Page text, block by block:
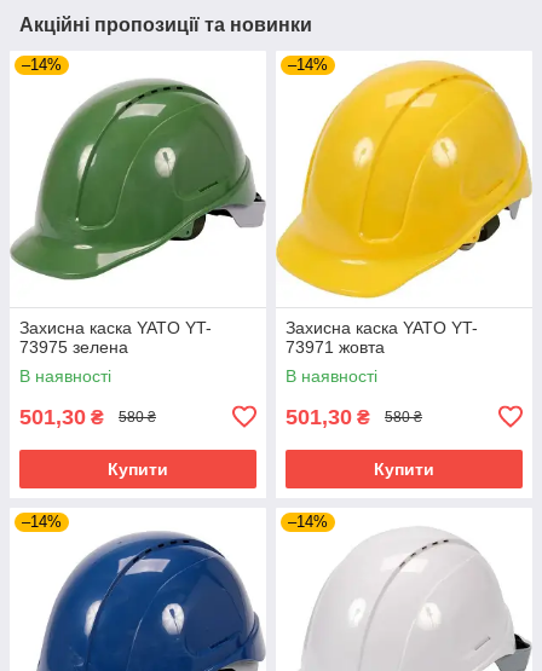
Акційні пропозиції та новинки
–14%
Захисна каска YATO YT-
73975 зелена
В наявності
501,30 ₴ 580 ₴
Купити
–14%
Захисна каска YATO YT-
73971 жовта
В наявності
501,30 ₴ 580 ₴
Купити
–14% –14%